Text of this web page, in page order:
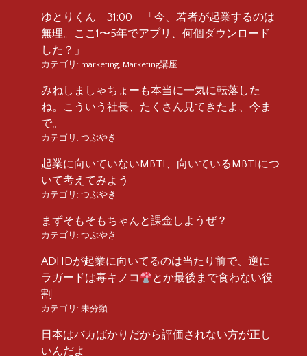
ゆとりくん 31:00 「今、若者が起業するのは
無理。ここ1〜5年でアプリ、何個ダウンロード
した？」
カテゴリ: marketing, Marketing講座
みねしましゃちょーも本当に一気に転落した
ね。こういう社長、たくさん見てきたよ、今ま
で。
カテゴリ: つぶやき
起業に向いていないMBTI、向いているMBTIにつ
いて考えてみよう
カテゴリ: つぶやき
まずそもそもちゃんと課金しようぜ？
カテゴリ: つぶやき
ADHDが起業に向いてるのは当たり前で、逆に
ラガードは毒キノコ
とか最後まで食わない役
割
カテゴリ: 未分類
日本はバカばかりだから評価されない方が正し
いんだよ